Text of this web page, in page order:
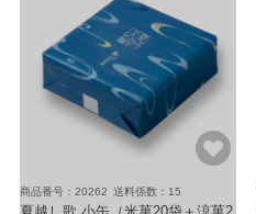
商品番号：20262 送料係数：15